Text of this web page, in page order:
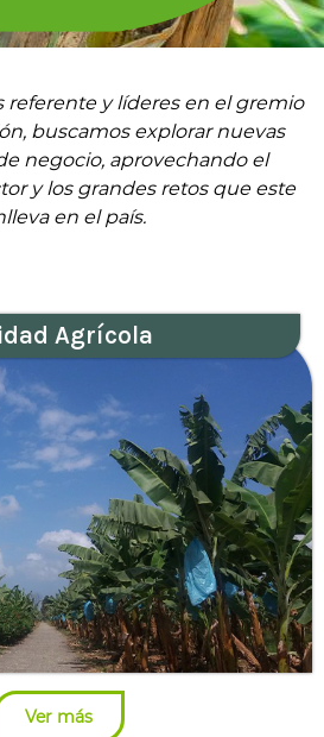
referente y líderes en el gremio
buscamos explorar nuevas
negocio, aprovechando el
y los grandes retos que este
en el país.
Agrícola
Ver más